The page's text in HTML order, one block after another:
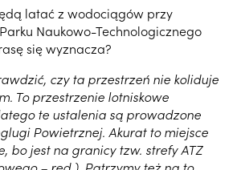
latać z wodociągów przy
Naukowo-Technologicznego
się wyznacza?
czy ta przestrzeń nie koliduje
To przestrzenie lotniskowe
te ustalenia są prowadzone
Powietrznej. Akurat to miejsce
bo jest na granicy tzw. strefy ATZ